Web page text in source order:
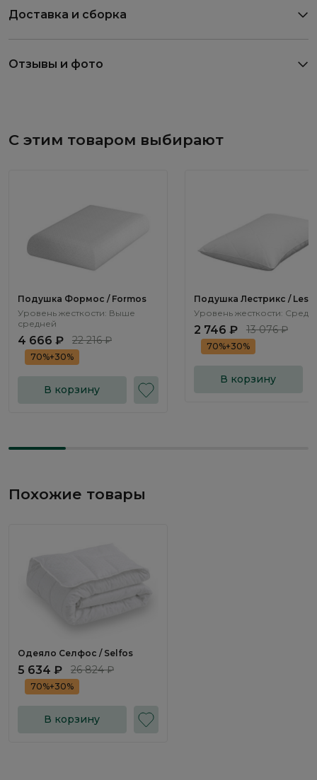
Доставка и сборка
Отзывы и фото
С этим товаром выбирают
Подушка Формос / Formos
Уровень жесткости: Выше
средней
4 666 ₽ 22 216 ₽
70%+30%
В корзину
Подушка Лестрикс /
Уровень жесткости:
2 746 ₽ 13 076 ₽
70%+30%
В корзину
Похожие товары
Одеяло Селфос / Selfos
5 634 ₽ 26 824 ₽
70%+30%
В корзину